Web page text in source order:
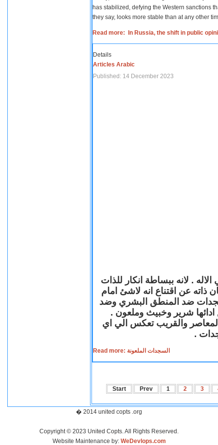
has stabilized, defying the Western sanctions
they say, looks more stable than at any other
Read more: In Russia, the shift in public
Details
Articles Arabic
Published: 14 December 2023
. لانه ببساطة انكار للذات
ذاته عن اقتناع انه لاشئ امام
ضد المنطق البشري وضد
ادائها شرير وخبيث وملعون .
المعاصر والقريب تعكس الي اي
.
Read more: السجدات الملعونة
Start Prev 1 2 3
� 2014 united copts .org
Copyright © 2023 United Copts. All Rights Reserved.
Website Maintenance by: WeDevlops.com